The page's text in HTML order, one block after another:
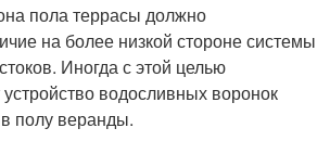
пола террасы должно
на более низкой стороне системы
Иногда с этой целью
водосливных воронок
полу веранды.